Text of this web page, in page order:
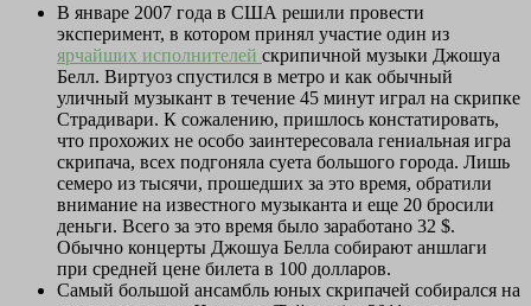
В январе 2007 года в США решили провести
эксперимент, в котором принял участие один из
ярчайших исполнителей скрипичной музыки Джошуа
Белл. Виртуоз спустился в метро и как обычный
уличный музыкант в течение 45 минут играл на скрипке
Страдивари. К сожалению, пришлось констатировать,
что прохожих не особо заинтересовала гениальная игра
скрипача, всех подгоняла суета большого города. Лишь
семеро из тысячи, прошедших за это время, обратили
внимание на известного музыканта и еще 20 бросили
деньги. Всего за это время было заработано 32 $.
Обычно концерты Джошуа Белла собирают аншлаги
при средней цене билета в 100 долларов.
Самый большой ансамбль юных скрипачей собирался на